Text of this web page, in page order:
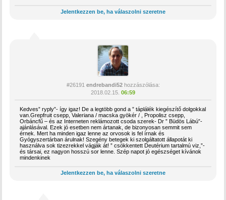
Jelentkezzen be, ha válaszolni szeretne
#26191 endrebandi52hozzászólása:
2018.02.15. 06:59
Kedves” ryply”- így igaz! De a legtöbb gond a ” táplálék kiegészítő dolgokkal
van.Grepfruit csepp, Valeriana / macska gyökér / , Propolisz csepp,
Orbáncfű – és az Interneten reklámozott csoda szerek- Dr ” Büdös Lábú”-
ajánlásával. Ezek jó esetben nem ártanak, de bizonyosan semmit sem
érnek. Mert ha minden igaz lenne az orvosok is fel írnak és
Gyógyszertárban árulnak! Szegény betegek ki szolgáltatott állapotát ki
használva sok tizezrekkel vágják át! ” csökkentett Deutérium tartalmú viz,”-
és társai, ez nagyon hosszú sor lenne. Szép napot jó egészséget kívánok
mindenkinek
Jelentkezzen be, ha válaszolni szeretne